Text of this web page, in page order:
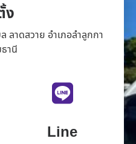
ง
ลาดสวาย อำเภอลำลูกกา
านี
Line